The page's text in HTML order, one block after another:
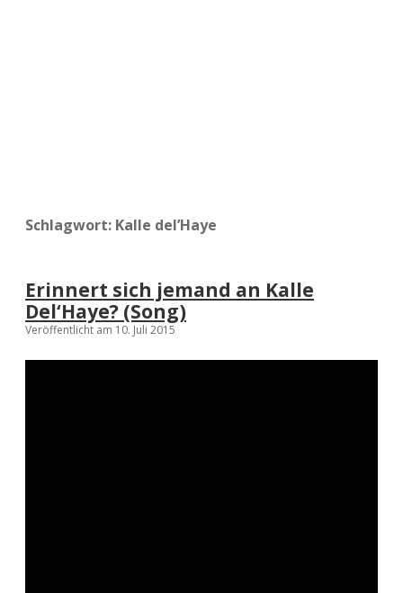
Schlagwort: Kalle del’Haye
Erinnert sich jemand an Kalle
Del‘Haye? (Song)
Veröffentlicht am 10. Juli 2015